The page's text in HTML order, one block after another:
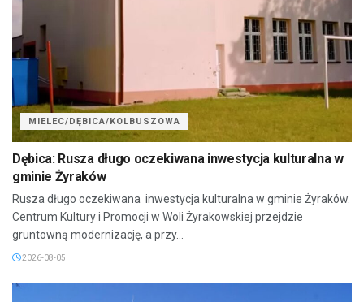
MIELEC/DĘBICA/KOLBUSZOWA
Dębica: Rusza długo oczekiwana inwestycja kulturalna w
gminie Żyraków
Rusza długo oczekiwana inwestycja kulturalna w gminie Żyraków.
Centrum Kultury i Promocji w Woli Żyrakowskiej przejdzie
gruntowną modernizację, a przy...
2026-08-05